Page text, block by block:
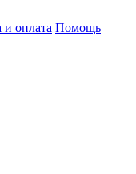
и оплата Помощь